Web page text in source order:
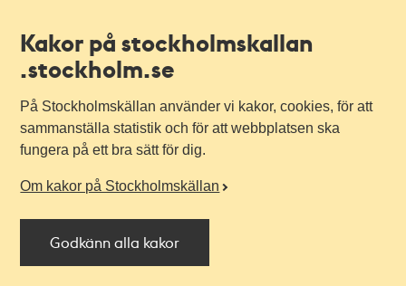
Kakor på stockholmskallan
.stockholm.se
På Stockholmskällan använder vi kakor, cookies, för att
sammanställa statistik och för att webbplatsen ska
fungera på ett bra sätt för dig.
Om kakor på Stockholmskällan
Godkänn alla kakor